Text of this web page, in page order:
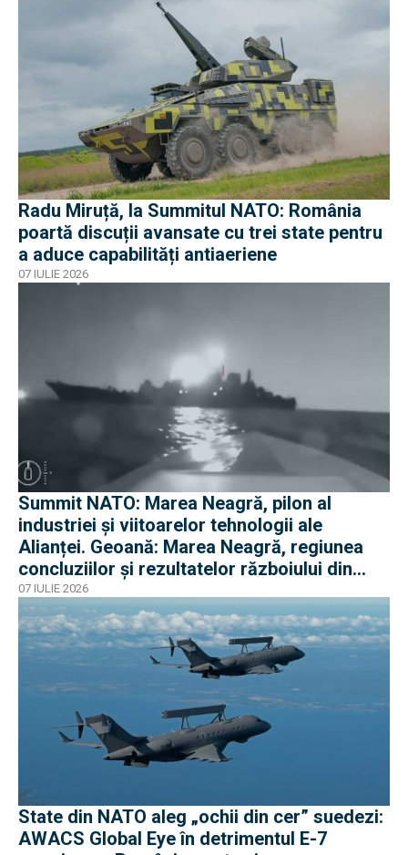
Radu Miruță, la Summitul NATO: România
poartă discuții avansate cu trei state pentru
a aduce capabilități antiaeriene
07 IULIE 2026
Summit NATO: Marea Neagră, pilon al
industriei și viitoarelor tehnologii ale
Alianței. Geoană: Marea Neagră, regiunea
concluziilor și rezultatelor războiului din
Ucraina
07 IULIE 2026
State din NATO aleg „ochii din cer” suedezi:
AWACS Global Eye în detrimentul E-7